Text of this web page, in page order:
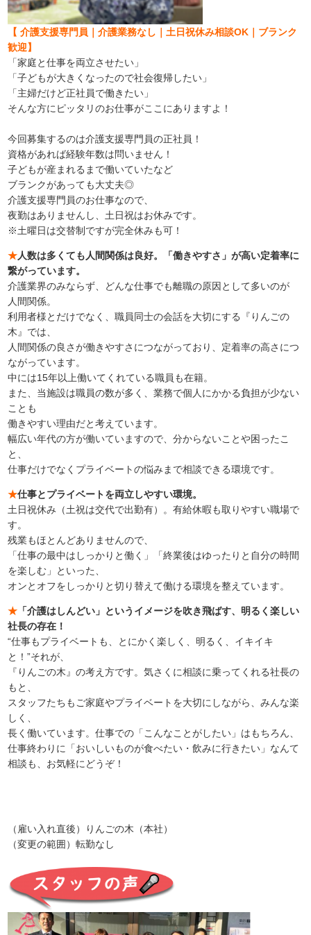
【 介護支援専門員｜介護業務なし｜土日祝休み相談OK｜ブランク
歓迎】
「家庭と仕事を両立させたい」
「子どもが大きくなったので社会復帰したい」
「主婦だけど正社員で働きたい」
そんな方にピッタリのお仕事がここにありますよ！
今回募集するのは介護支援専門員の正社員！
資格があれば経験年数は問いません！
子どもが産まれるまで働いていたなど
ブランクがあっても大丈夫◎
介護支援専門員のお仕事なので、
夜勤はありませんし、土日祝はお休みです。
※土曜日は交替制ですが完全休みも可！
★人数は多くても人間関係は良好。「働きやすさ」が高い定着率に
繋がっています。
介護業界のみならず、どんな仕事でも離職の原因として多いのが
人間関係。
利用者様とだけでなく、職員同士の会話を大切にする『りんごの
木』では、
人間関係の良さが働きやすさにつながっており、定着率の高さにつ
ながっています。
中には15年以上働いてくれている職員も在籍。
また、当施設は職員の数が多く、業務で個人にかかる負担が少ない
ことも
働きやすい理由だと考えています。
幅広い年代の方が働いていますので、分からないことや困ったこ
と、
仕事だけでなくプライベートの悩みまで相談できる環境です。
★仕事とプライベートを両立しやすい環境。
土日祝休み（土祝は交代で出勤有）。有給休暇も取りやすい職場で
す。
残業もほとんどありませんので、
「仕事の最中はしっかりと働く」「終業後はゆったりと自分の時間
を楽しむ」といった、
オンとオフをしっかりと切り替えて働ける環境を整えています。
★ 「介護はしんどい」というイメージを吹き飛ばす、明るく楽しい
社長の存在！
“仕事もプライベートも、とにかく楽しく、明るく、イキイキ
と！”それが、
『りんごの木』の考え方です。気さくに相談に乗ってくれる社長の
もと、
スタッフたちもご家庭やプライベートを大切にしながら、みんな楽
しく、
長く働いています。仕事での「こんなことがしたい」はもちろん、
仕事終わりに「おいしいものが食べたい・飲みに行きたい」なんて
相談も、お気軽にどうぞ！
（雇い入れ直後）りんごの木（本社）
（変更の範囲）転勤なし